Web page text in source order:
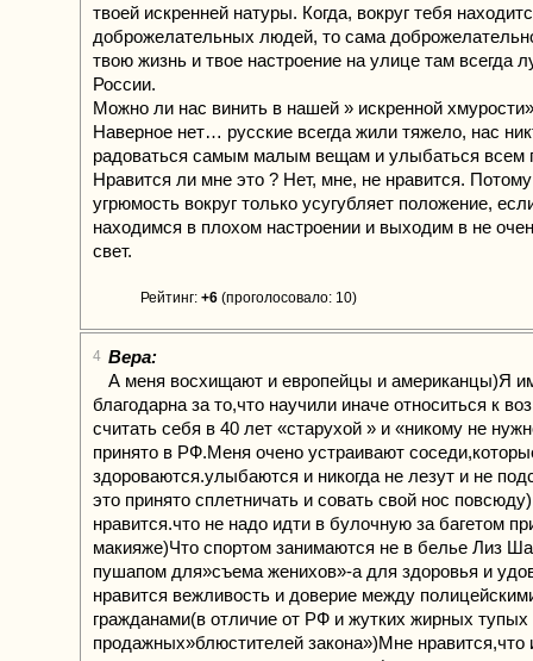
твоей искренней натуры. Когда, вокруг тебя
доброжелательных людей, то сама
твою жизнь и твое настроение на улице там всегда
России.
Можно ли нас винить в нашей » искренной
Наверное нет… русские всегда жили тяжело, нас
радоваться самым малым вещам и улыбаться всем
Нравится ли мне это ? Нет, мне, не нравится.
угрюмость вокруг только усугубляет положение,
находимся в плохом настроении и выходим в не
свет.
Рейтинг: +6 (проголосовало: 10)
4 Вера:
А меня восхищают и европейцы и американцы)Я
благодарна за то,что научили иначе относиться к
считать себя в 40 лет «старухой » и «никому не
принято в РФ.Меня очено устраивают
здороваются.улыбаются и никогда не лезут и не
это принято сплетничать и совать свой нос
нравится.что не надо идти в булочную за багетом
макияже)Что спортом занимаются не в белье Лиз
пушапом для»съема женихов»-а для здоровья и
нравится вежливость и доверие между
гражданами(в отличие от РФ и жутких жирных тупых
продажных»блюстителей закона»)Мне нравится,что